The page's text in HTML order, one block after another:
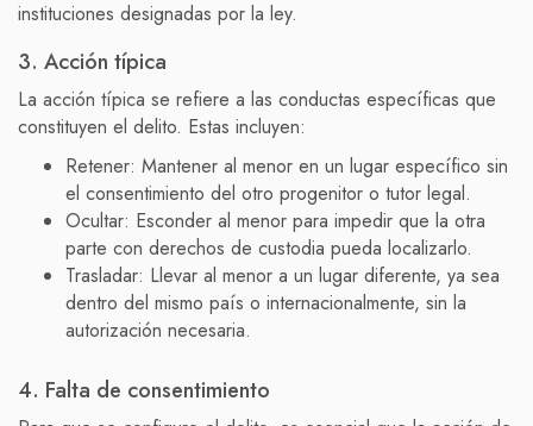
instituciones designadas por la ley.
3. Acción típica
La acción típica se refiere a las conductas específicas que
constituyen el delito. Estas incluyen:
Retener: Mantener al menor en un lugar específico sin
el consentimiento del otro progenitor o tutor legal.
Ocultar: Esconder al menor para impedir que la otra
parte con derechos de custodia pueda localizarlo.
Trasladar: Llevar al menor a un lugar diferente, ya sea
dentro del mismo país o internacionalmente, sin la
autorización necesaria.
4. Falta de consentimiento